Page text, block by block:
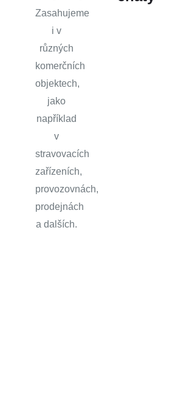
Zasahujeme
i v
různých
komerčních
objektech,
jako
například
v
stravovacích
zařízeních,
provozovnách,
prodejnách
a dalších.